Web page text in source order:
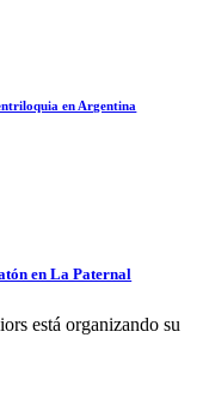
en Argentina
en La Paternal
está organizando su